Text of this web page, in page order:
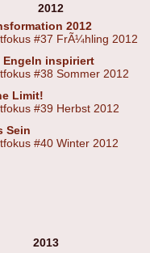
2012
2012
#37 FrÃ¼hling 2012
Engeln inspiriert
#38 Sommer 2012
Limit!
#39 Herbst 2012
Sein
#40 Winter 2012
2013